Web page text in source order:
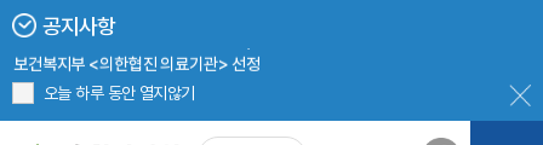
공지사항
지제도솔한방병원 8월 진료 안내
2024년 5월 20일부터 병원 진료 시, 신분증 확인 의무화
보건복지부 <의한협진 의료기관> 선정
지제도솔한방병원 첩약(한약) 처방 시, 건강보험 적용
오늘 하루 동안 열지않기
도솔한방병원
병원장 인사말 브랜드스토리 의료진 소개
비급여진료비
도솔협력병원